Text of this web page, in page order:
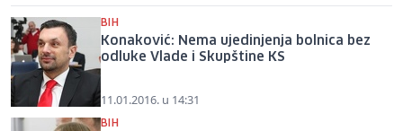
BIH
Konaković: Nema ujedinjenja bolnica bez
odluke Vlade i Skupštine KS
11.01.2016. u 14:31
BIH